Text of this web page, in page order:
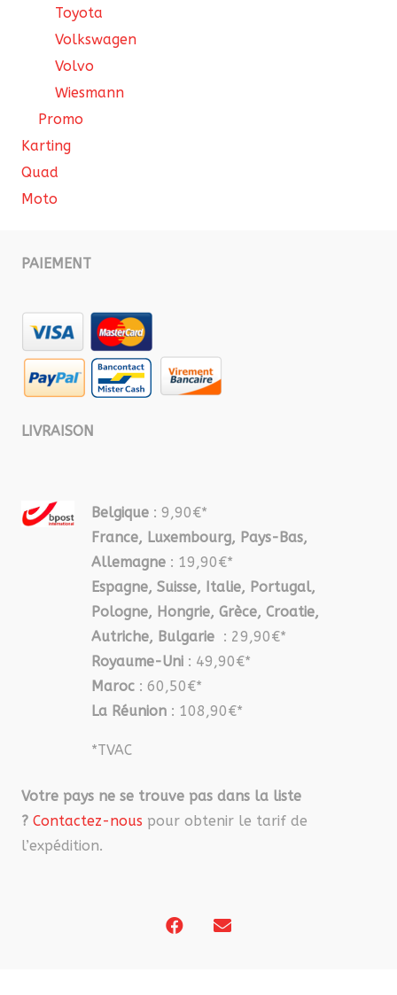
Toyota
Volkswagen
Volvo
Wiesmann
Promo
Karting
Quad
Moto
PAIEMENT
LIVRAISON
Belgique : 9,90€*
France, Luxembourg, Pays-Bas,
Allemagne : 19,90€*
Espagne, Suisse, Italie, Portugal,
Pologne, Hongrie, Grèce, Croatie,
Autriche, Bulgarie : 29,90€*
Royaume-Uni : 49,90€*
Maroc : 60,50€*
La Réunion : 108,90€*
*TVAC
Votre pays ne se trouve pas dans la liste
? Contactez-nous pour obtenir le tarif de
l’expédition.